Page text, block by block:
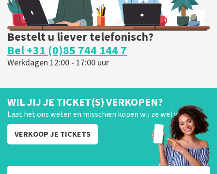
Bestelt u liever telefonisch?
Bel +31 (0)85 744 144 7
Werkdagen 12:00 - 17:00 uur
WIL JIJ JE TICKET(S) VERKOPEN?
Laat het ons weten en misschien kopen wij ze wel van je!
VERKOOP JE TICKETS